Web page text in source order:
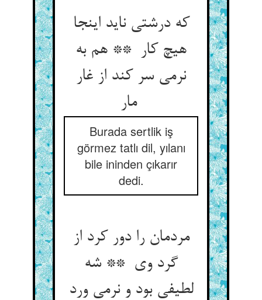
که درشتی ناید اینجا
هیچ کار ** هم به
نرمی سر کند از غار
مار
Burada sertlik iş
görmez tatlı dil, yılanı
bile ininden çıkarır
dedi.
مردمان را دور کرد از
گرد وی ** شه
لطیفی بود و نرمی ورد